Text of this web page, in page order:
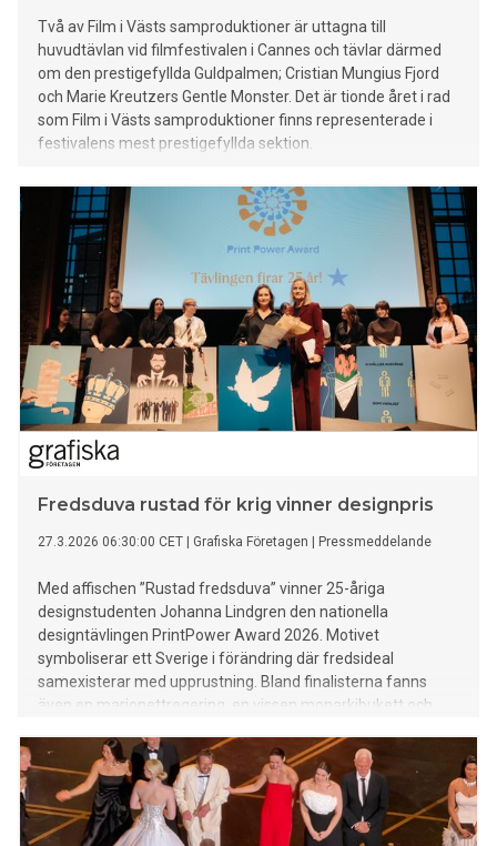
Två av Film i Västs samproduktioner är uttagna till
huvudtävlan vid filmfestivalen i Cannes och tävlar därmed
om den prestigefyllda Guldpalmen; Cristian Mungius Fjord
och Marie Kreutzers Gentle Monster. Det är tionde året i rad
som Film i Västs samproduktioner finns representerade i
festivalens mest prestigefyllda sektion.
Fredsduva rustad för krig vinner designpris
27.3.2026 06:30:00 CET Grafiska Företagen Pressmeddelande
Med affischen ”Rustad fredsduva” vinner 25-åriga
designstudenten Johanna Lindgren den nationella
designtävlingen PrintPower Award 2026. Motivet
symboliserar ett Sverige i förändring där fredsideal
samexisterar med upprustning. Bland finalisterna fanns
även en marionettregering, en vissen monarkibukett och